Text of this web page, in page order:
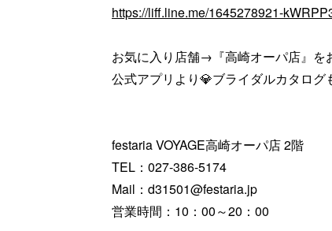
https://liff.line.me/1645278921-
お気に入り店舗→『高崎オーパ店』
公式アプリより💎ブライダルカタロ
festaria VOYAGE高崎オーパ店 2階
TEL：027-386-5174
Mail：d31501@festaria.jp
営業時間：10：00～20：00